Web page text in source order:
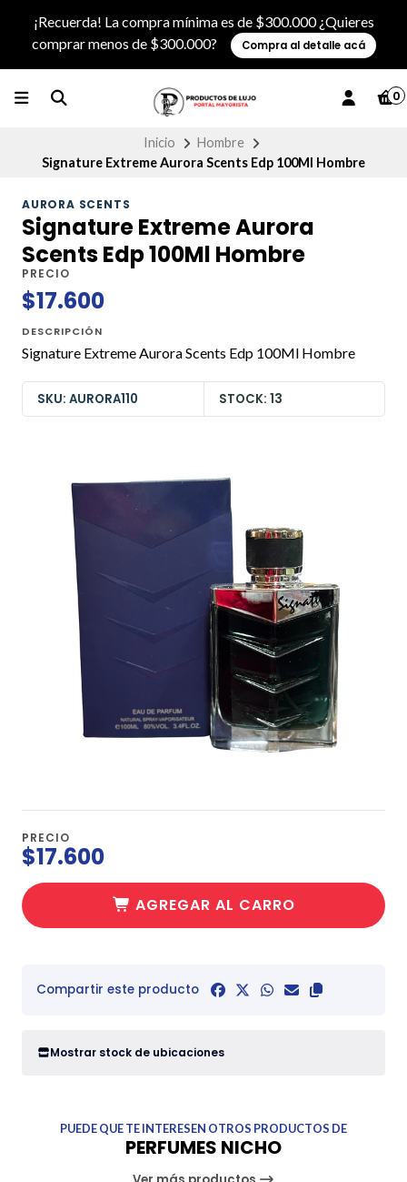
¡Recuerda! La compra mínima es de $300.000 ¿Quieres
comprar menos de $300.000?
Compra al detalle acá
0
Inicio
Hombre
Signature Extreme Aurora Scents Edp 100Ml Hombre
AURORA SCENTS
Signature Extreme Aurora
Scents Edp 100Ml Hombre
PRECIO
$17.600
DESCRIPCIÓN
Signature Extreme Aurora Scents Edp 100Ml Hombre
SKU: AURORA110 STOCK: 13
PRECIO
$17.600
AGREGAR AL CARRO
Compartir este producto
Mostrar stock de ubicaciones
PUEDE QUE TE INTERESEN OTROS PRODUCTOS DE
PERFUMES NICHO